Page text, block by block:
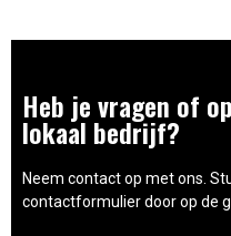
Heb je vragen of
lokaal bedrijf?
Neem contact op met ons.
contactformulier door op de